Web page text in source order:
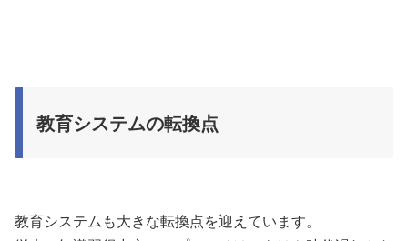
教育システムの転換点
教育システムも大きな転換点を迎えています。